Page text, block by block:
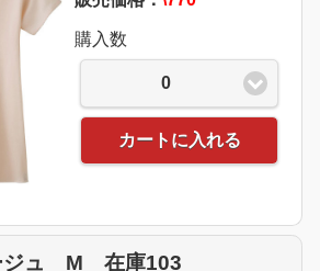
購入数
0
カートに入れる
ジュ M 在庫103